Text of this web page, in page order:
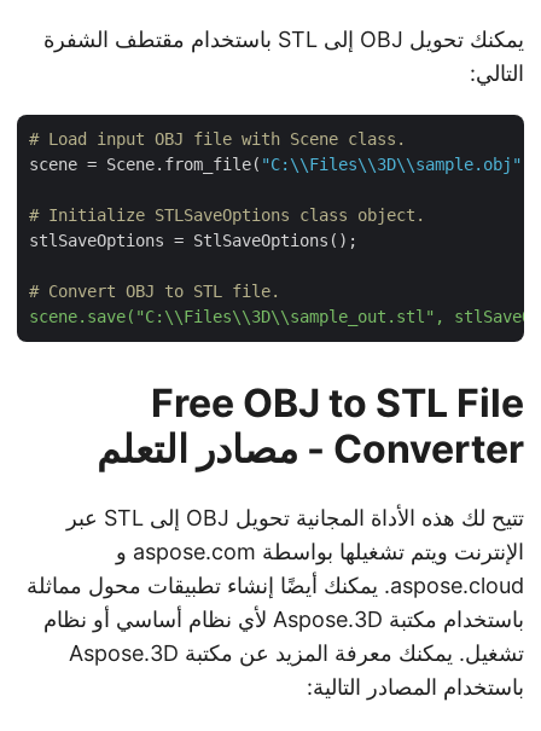
يمكنك تحويل OBJ إلى STL باستخدام مقتطف الشفرة
التالي:
# Load input OBJ file with Scene class.
scene = Scene.from_file("C:\\Files\\3D\\sample.obj"
# Initialize STLSaveOptions class object.
stlSaveOptions = StlSaveOptions();
# Convert OBJ to STL file.
scene.save("C:\\Files\\3D\\sample_out.stl",
Free OBJ to STL File
Converter - مصادر التعلم
تتيح لك هذه الأداة المجانية تحويل OBJ إلى STL عبر
الإنترنت ويتم تشغيلها بواسطة aspose.com و
aspose.cloud. يمكنك أيضًا إنشاء تطبيقات محول مماثلة
باستخدام مكتبة Aspose.3D لأي نظام أساسي أو نظام
تشغيل. يمكنك معرفة المزيد عن مكتبة Aspose.3D
باستخدام المصادر التالية: